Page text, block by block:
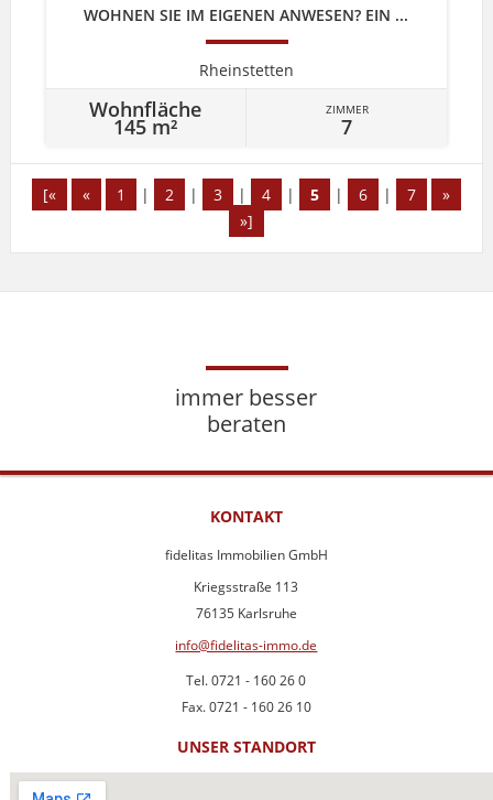
WOHNEN SIE IM EIGENEN ANWESEN? EIN ...
Rheinstetten
Wohnfläche
145 m²
ZIMMER
7
[« « 1 | 2 | 3 | 4 | 5 | 6 | 7
»
»]
immer besser
beraten
KONTAKT
fidelitas Immobilien GmbH
Kriegsstraße 113
76135 Karlsruhe
info@fidelitas-immo.de
Tel. 0721 - 160 26 0
Fax. 0721 - 160 26 10
UNSER STANDORT